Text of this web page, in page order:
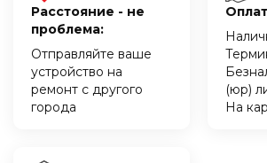
Расстояние - не
проблема:
Отправляйте ваше
устройство на
ремонт с другого
города
(юр)
На